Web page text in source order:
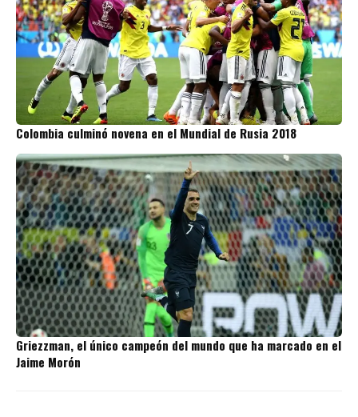
Colombia culminó novena en el Mundial de Rusia 2018
Griezzman, el único campeón del mundo que ha marcado en el
Jaime Morón